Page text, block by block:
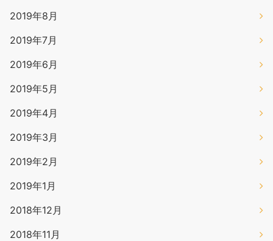
2019年8月
2019年7月
2019年6月
2019年5月
2019年4月
2019年3月
2019年2月
2019年1月
2018年12月
2018年11月